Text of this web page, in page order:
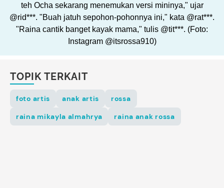
teh Ocha sekarang menemukan versi mininya," ujar
@rid***. "Buah jatuh sepohon-pohonnya ini," kata @rat***.
"Raina cantik banget kayak mama," tulis @tit***. (Foto:
Instagram @itsrossa910)
TOPIK TERKAIT
foto artis anak artis
rossa
raina mikayla almahrya
raina anak rossa